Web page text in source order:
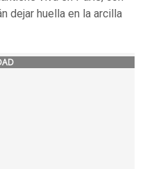
dejar huella en la arcilla